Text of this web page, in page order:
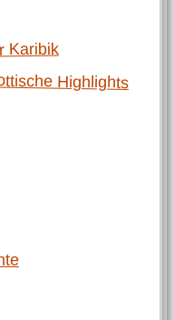
Karibik
Highlights